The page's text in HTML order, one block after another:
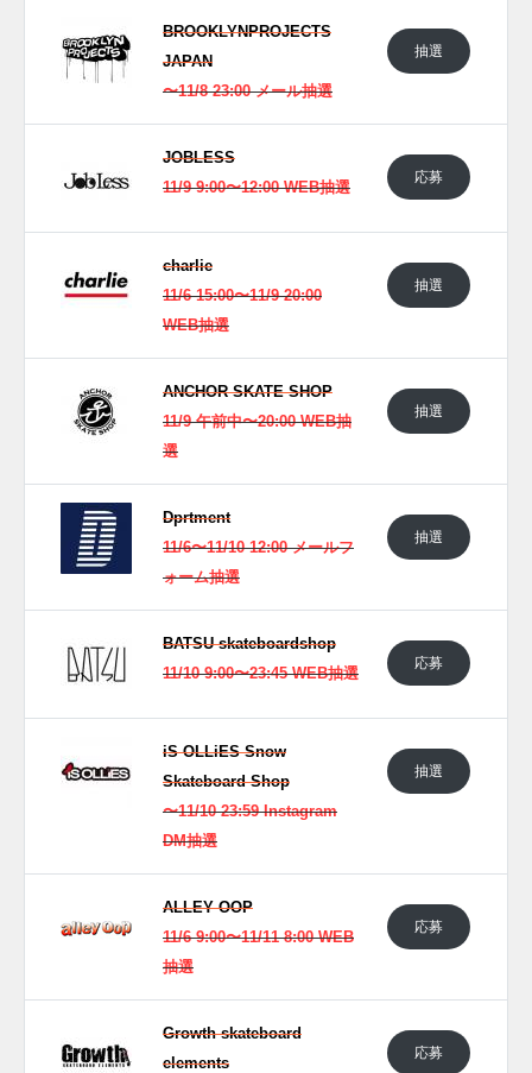
BROOKLYNPROJECTS
JAPAN
〜11/8 23:00 メール抽選
抽選
JOBLESS
11/9 9:00〜12:00 WEB抽選
応募
charlie
11/6 15:00〜11/9 20:00
WEB抽選
抽選
ANCHOR SKATE SHOP
11/9 午前中〜20:00 WEB抽
選
抽選
Dprtment
11/6〜11/10 12:00 メールフ
ォーム抽選
抽選
BATSU skateboardshop
11/10 9:00〜23:45 WEB抽選
応募
iS OLLiES Snow
Skateboard Shop
〜11/10 23:59 Instagram
DM抽選
抽選
ALLEY OOP
11/6 9:00〜11/11 8:00 WEB
抽選
応募
Growth skateboard
elements
応募